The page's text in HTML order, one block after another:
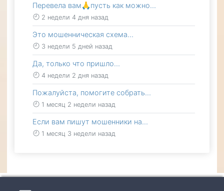
Перевела вам🙏пусть как можно…
2 недели 4 дня назад
Это мошенническая схема…
3 недели 5 дней назад
Да, только что пришло…
4 недели 2 дня назад
Пожалуйста, помогите собрать…
1 месяц 2 недели назад
Если вам пишут мошенники на…
1 месяц 3 недели назад